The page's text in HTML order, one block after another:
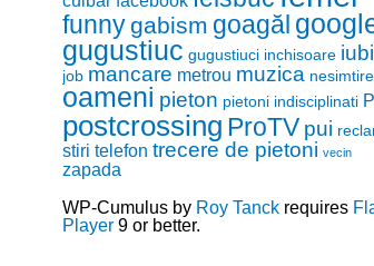
funnygabism goagăl
gugustiuc gugustiuci inchisoare
job mancare metrou muzica nesimtire
oameni pieton pietoni indisciplinati
postcrossing ProTV pui
stiri telefon trecere de pietoni vecin
zapada
WP-Cumulus by Roy Tanck requires
Player 9 or better.